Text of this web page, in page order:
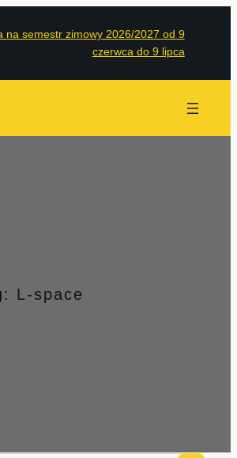
na semestr zimowy 2026/2027 od 9
czerwca do 9 lipca
L-space
Search Button